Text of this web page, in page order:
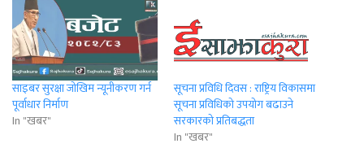
साइबर सुरक्षा जोखिम न्यूनीकरण गर्न
पूर्वाधार निर्माण
In "खबर"
सूचना प्रविधि दिवस : राष्ट्रिय विकासमा
सूचना प्रविधिको उपयोग बढाउने
सरकारको प्रतिबद्धता
In "खबर"